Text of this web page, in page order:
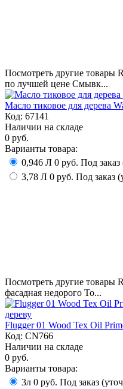
Посмотреть другие товары
по лучшей цене Смывк...
Масло тиковое для дерева
Код: 67141
Наличии на складе
0 руб.
Варианты товара:
0,946 Л 0 руб. Под заказ
3,78 Л 0 руб. Под заказ
Посмотреть другие товары
фасадная недорого То...
Flugger 01 Wood Tex Oil
Код: CN766
Наличии на складе
0 руб.
Варианты товара:
3л 0 руб. Под заказ